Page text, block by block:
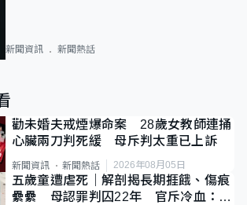
新聞資訊 新聞熱話
勸未婚夫戒煙爆命案 28歲女教師連捅
心臟兩刀判死緩 母斥判太重已上訴
新聞資訊 新聞熱話 2026年08月05日
五歲童遭虐死｜解剖揭長期捱餓、傷痕
纍纍 母認罪判囚22年 官斥冷血：同